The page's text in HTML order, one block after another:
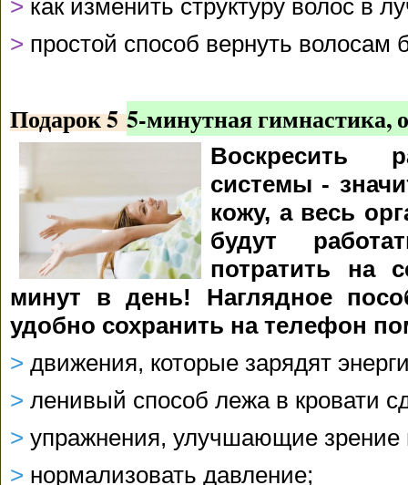
> как изменить структуру волос в
> простой способ вернуть волосам
Подарок 55-минутная
Воскресить
системы -
кожу, а весь
будут
потратить на
минут в день! Наглядное
удобно сохранить на телефон
> движения, которые зарядят
> ленивый способ лежа в кровати
> упражнения, улучшающие зрение
> нормализовать давление;